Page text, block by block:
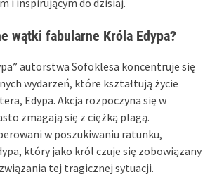
wątki fabularne Króla Edypa?
autorstwa Sofoklesa koncentruje się
wydarzeń, które kształtują życie
Edypa. Akcja rozpoczyna się w
zmagają się z ciężką plagą.
w poszukiwaniu ratunku,
który jako król czuje się zobowiązany
tej tragicznej sytuacji.